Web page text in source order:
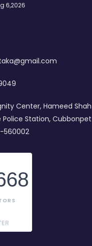
6,2026
Center, Hameed
Police Station, Cubbonpet
560002